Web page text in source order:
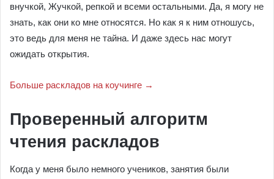
внучкой, Жучкой, репкой и всеми остальными. Да, я могу не
знать, как они ко мне относятся. Но как я к ним отношусь,
это ведь для меня не тайна. И даже здесь нас могут
ожидать открытия.
Больше раскладов на коучинге →
Проверенный алгоритм
чтения раскладов
Когда у меня было немного учеников, занятия были